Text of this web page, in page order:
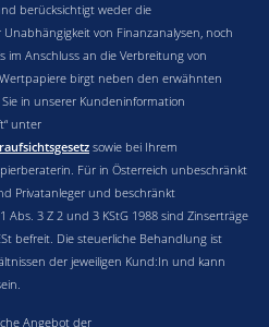
berücksichtigt weder die
von Finanzanalysen, noch
im Anschluss an die Verbreitung von
birgt neben den erwähnten
in unserer Kundeninformation
unter
sowie bei Ihrem
Für in Österreich unbeschränkt
Privatanleger und beschränkt
Abs. 3 Z 2 und 3 KStG 1988 sind Zinserträge
befreit. Die steuerliche Behandlung ist
der jeweiligen Kund:In und kann
Angebot der